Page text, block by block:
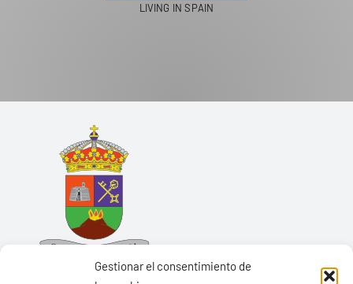
Gestionar el consentimiento de
LIVING IN SPAIN